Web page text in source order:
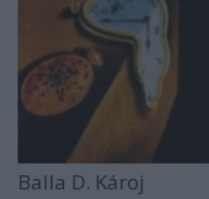
Balla D. Károj